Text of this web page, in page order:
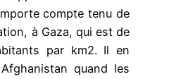
compte tenu de
à Gaza, qui est de
par km2. Il en
quand les